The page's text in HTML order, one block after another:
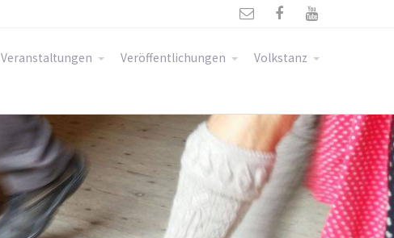
  
Veranstaltungen Veröffentlichungen Volkstanz